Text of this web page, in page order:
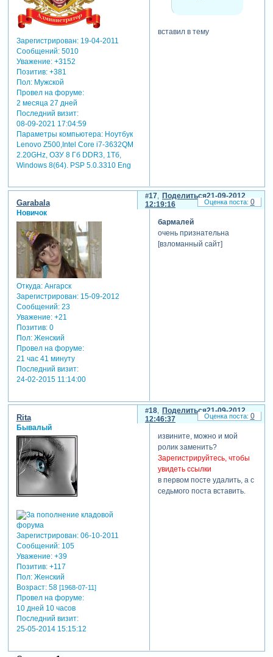
Зарегистрирован: 19-04-2011
Сообщений:5010
Уважение: +3152
Позитив: +381
Пол:Мужской
Провел на форуме:
2 месяца 27 дней
Последний визит:
08-09-2021 17:04:59
Параметры компьютера:Ноутбук
Lenovo Z500,Intel Core i7-3632QM
2.20GHz, ОЗУ 8 Гб DDR3, 1Тб,
Windows 8(64). PSP 5.0.3310 Eng
вставил в тему
Поделиться
17
21-09-2012
12:19:16
Garabala
Новичок
Откуда:Ангарск
Зарегистрирован: 15-09-2012
Сообщений:23
Уважение: +21
Позитив: 0
Пол:Женский
Провел на форуме:
21 час 41 минуту
Последний визит:
24-02-2015 11:14:00
бармалей
очень признательна
[взломанный сайт]
0
Поделиться
18
21-09-2012
12:46:37
Rita
Бывалый
Зарегистрирован: 06-10-2011
Сообщений:105
Уважение: +39
Позитив: +117
Пол:Женский
Возраст:58 [1968-07-11]
Провел на форуме:
10 дней 10 часов
Последний визит:
25-05-2014 15:15:12
извините, можно и мой
ролик заменить?
Зарегистрируйтесь, чтобы
увидеть ссылки
в первом посте удалить, а с
седьмого поста вставить.
0